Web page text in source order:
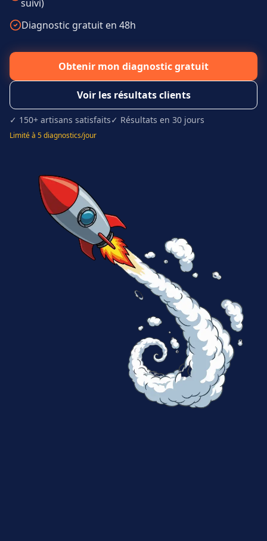
suivi)
Diagnostic gratuit en 48h
Obtenir mon diagnostic gratuit
Voir les résultats clients
✓ 150+ artisans satisfaits✓ Résultats en 30 jours
Limité à 5 diagnostics/jour